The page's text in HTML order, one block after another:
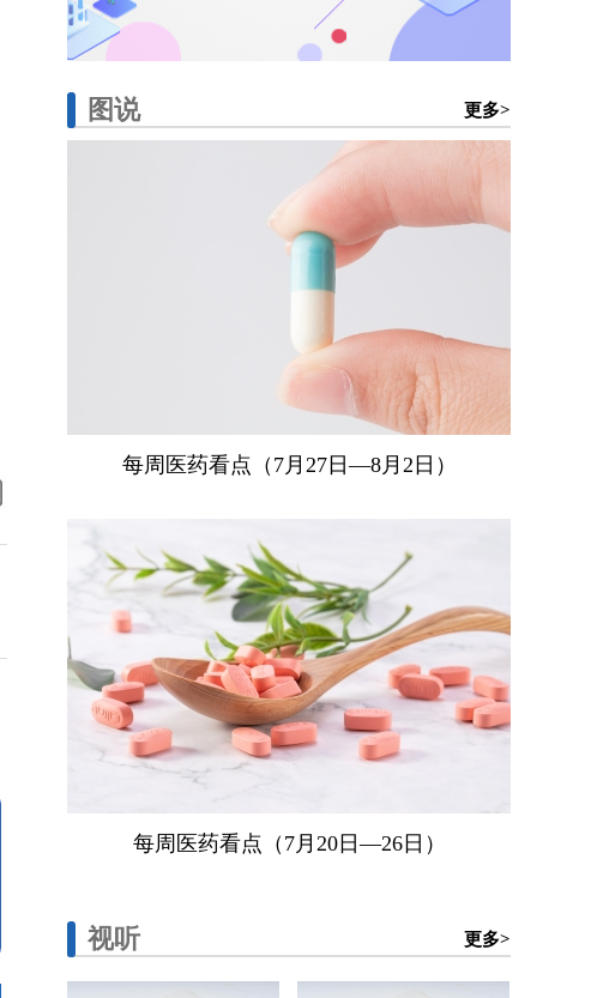
图说 更多>
每周医药看点（7月27日—8月2日）
每周医药看点（7月20日—26日）
视听 更多>